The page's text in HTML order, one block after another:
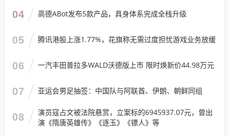
04 高德ABot发布5款产品，具身体系完成全栈升级
05 腾讯港股上涨1.77%，花旗称无需过度担忧游戏业务放缓
06 一汽丰田普拉多WALD沃德版上市 限时焕新价44.98万元
07 亚运会男足抽签：中国队与阿联酋、伊朗、朝鲜同组
08
演员寇占文被法院悬赏，立案标的6945937.07元，曾出
演《隋唐英雄传》《逐玉》《镖人》等